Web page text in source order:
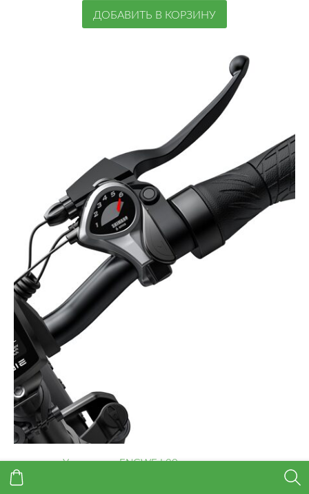
ДОБАВИТЬ В КОРЗИНУ
Ускоритель ENGWE L20 e-велосипеду